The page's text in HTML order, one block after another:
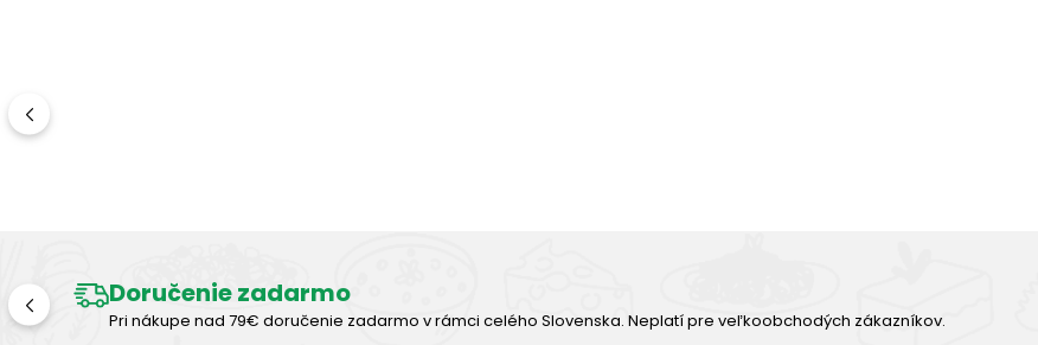
Doručenie zadarmo
Pri nákupe nad 79€ doručenie zadarmo v rámci celého Slovenska. Neplatí pre veľkoobchodých zákazníkov.